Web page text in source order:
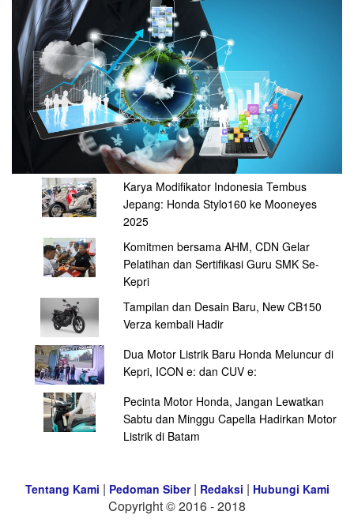
Karya Modifikator Indonesia Tembus
Jepang: Honda Stylo160 ke Mooneyes
2025
Komitmen bersama AHM, CDN Gelar
Pelatihan dan Sertifikasi Guru SMK Se-
Kepri
Tampilan dan Desain Baru, New CB150
Verza kembali Hadir
Dua Motor Listrik Baru Honda Meluncur di
Kepri, ICON e: dan CUV e:
Pecinta Motor Honda, Jangan Lewatkan
Sabtu dan Minggu Capella Hadirkan Motor
Listrik di Batam
Tentang Kami | Pedoman Siber| Redaksi | Hubungi Kami
Copyright © 2016 - 2018